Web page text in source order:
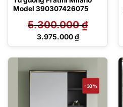
Model 390307426075
5.300.000₫
Giá
5.300.000 ₫.
3.975.000₫
Giá
là:
3.975.000 ₫.
-30%